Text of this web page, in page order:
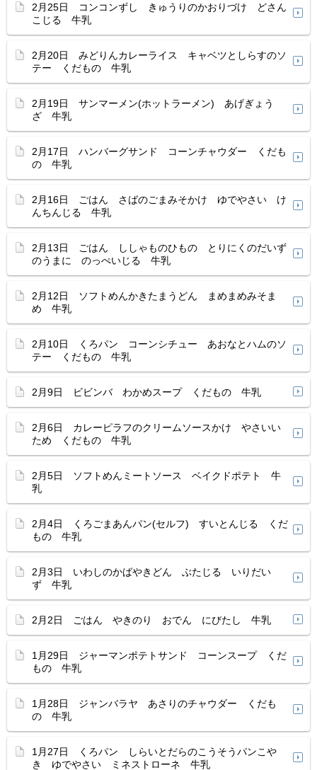
2月25日 コンコンずし きゅうりのかおりづけ どさん
こじる 牛乳
2月20日 みどりんカレーライス キャベツとしらすのソ
テー くだもの 牛乳
2月19日 サンマーメン(ホットラーメン) あげぎょう
ざ 牛乳
2月17日 ハンバーグサンド コーンチャウダー くだも
の 牛乳
2月16日 ごはん さばのごまみそかけ ゆでやさい け
んちんじる 牛乳
2月13日 ごはん ししゃものひもの とりにくのだいず
のうまに のっぺいじる 牛乳
2月12日 ソフトめんかきたまうどん まめまめみそま
め 牛乳
2月10日 くろパン コーンシチュー あおなとハムのソ
テー くだもの 牛乳
2月9日 ビビンバ わかめスープ くだもの 牛乳
2月6日 カレーピラフのクリームソースかけ やさいい
ため くだもの 牛乳
2月5日 ソフトめんミートソース ベイクドポテト 牛
乳
2月4日 くろごまあんパン(セルフ) すいとんじる くだ
もの 牛乳
2月3日 いわしのかばやきどん ぶたじる いりだい
ず 牛乳
2月2日 ごはん やきのり おでん にびたし 牛乳
1月29日 ジャーマンポテトサンド コーンスープ くだ
もの 牛乳
1月28日 ジャンバラヤ あさりのチャウダー くだも
の 牛乳
1月27日 くろパン しらいとだらのこうそうパンこや
き ゆでやさい ミネストローネ 牛乳